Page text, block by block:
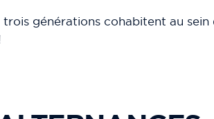
générations cohabitent au